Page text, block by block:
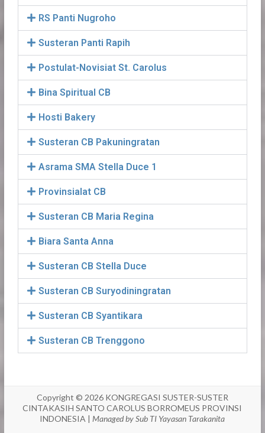
RS Panti Nugroho
Susteran Panti Rapih
Postulat-Novisiat St. Carolus
Bina Spiritual CB
Hosti Bakery
Susteran CB Pakuningratan
Asrama SMA Stella Duce 1
Provinsialat CB
Susteran CB Maria Regina
Biara Santa Anna
Susteran CB Stella Duce
Susteran CB Suryodiningratan
Susteran CB Syantikara
Susteran CB Trenggono
Copyright © 2026 KONGREGASI SUSTER-SUSTER
CINTAKASIH SANTO CAROLUS BORROMEUS PROVINSI
INDONESIA |Managed by Sub TI Yayasan Tarakanita